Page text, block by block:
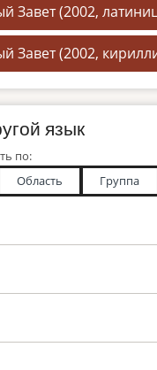
Завет (2002,
Завет (2002,
язык
по:
Область Группа